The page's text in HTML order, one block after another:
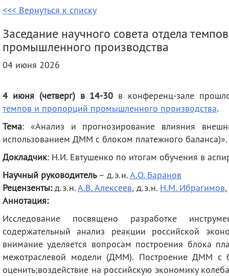
История
Научные подразделения
Прочие подразделения
Издательская
Контакты
Гранты
Научные школы
Публикации
советы
<<< Вернуться к списку
Заседание научного совета отдела
промышленного производства
04 июня 2026
4 июня (четверг) в 14-30 в конференц-зале
темпов и пропорций промышленного производства.
Тема: «Анализ и прогнозирование влияния
использованием ДММ с блоком платежного баланса)».
Докладчик: Н.И. Евтушенко по итогам обучения в
Научный руководитель– д.э.н.А.О. Баранов
Рецензенты:д.э.н.А.В. Алексеев, д.э.н. Н.М. Ибрагимов
Аннотация:
Исследование посвящено разработке
содержательный анализ реакции российской
внимание уделяется вопросам построения блока
межотраслевой модели (ДММ). Построение ДММ с
оценить;воздействие на российскую экономику